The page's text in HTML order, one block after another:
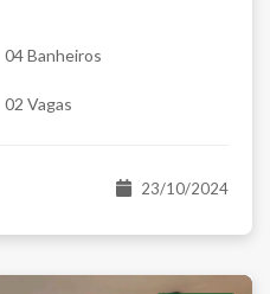
04 Banheiros
02 Vagas
23/10/2024